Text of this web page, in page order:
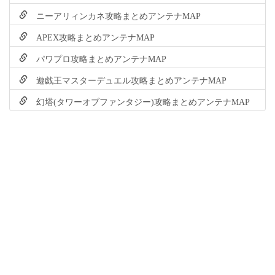
ニーアリィンカネ攻略まとめアンテナMAP
APEX攻略まとめアンテナMAP
パワプロ攻略まとめアンテナMAP
遊戯王マスターデュエル攻略まとめアンテナMAP
幻塔(タワーオブファンタジー)攻略まとめアンテナMAP